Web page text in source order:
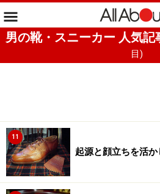
男の靴・スニーカー 人気記
目)
11
起源と顔立ちを活